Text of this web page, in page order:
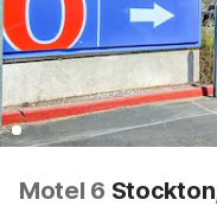
Motel 6